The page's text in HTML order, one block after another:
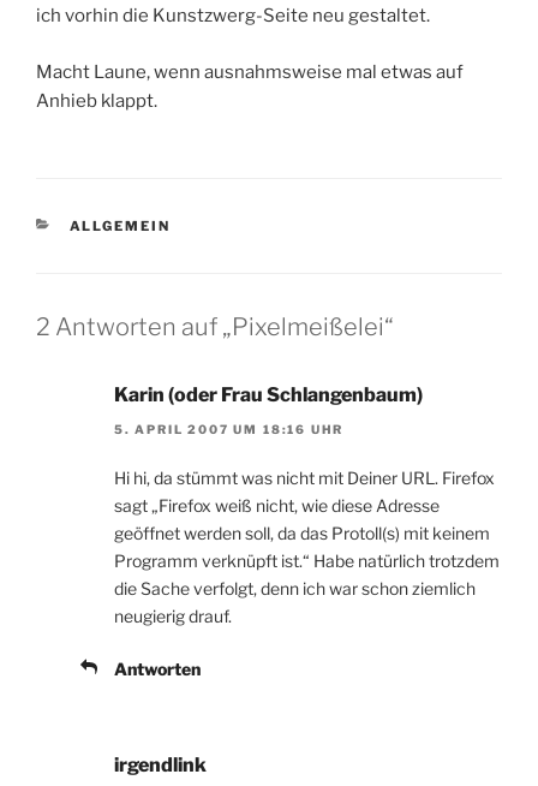
ich vorhin die Kunstzwerg-Seite neu gestaltet.
Macht Laune, wenn ausnahmsweise mal etwas auf
Anhieb klappt.
KATEGORIEN
ALLGEMEIN
2 Antworten auf „Pixelmeißelei“
Karin (oder Frau Schlangenbaum)
5. APRIL 2007 UM 18:16 UHR
Hi hi, da stümmt was nicht mit Deiner URL. Firefox
sagt „Firefox weiß nicht, wie diese Adresse
geöffnet werden soll, da das Protoll(s) mit keinem
Programm verknüpft ist.“ Habe natürlich trotzdem
die Sache verfolgt, denn ich war schon ziemlich
neugierig drauf.
Antworten
irgendlink